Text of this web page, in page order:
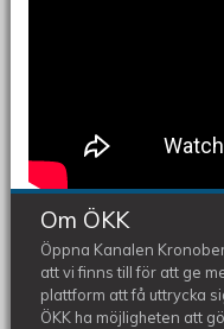
Om ÖKK
Öppna Kanalen
att vi finns till för att ge
plattform att få uttrycka
ÖKK ha möjligheten att